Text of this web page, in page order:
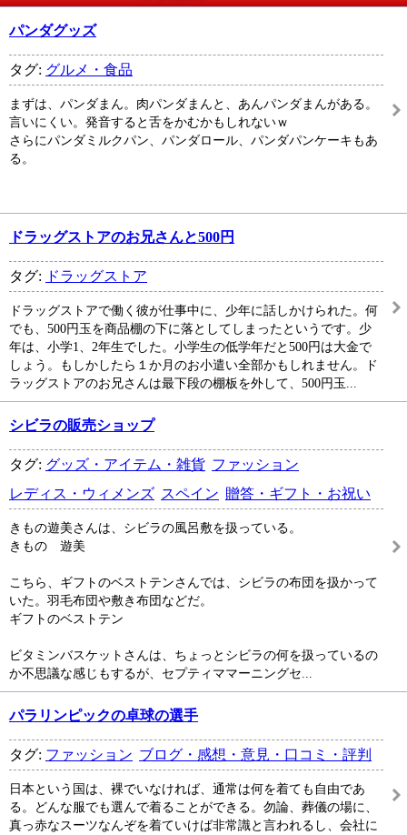
パンダグッズ
タグ: グルメ・食品
まずは、パンダまん。肉パンダまんと、あんパンダまんがある。
言いにくい。発音すると舌をかむかもしれないｗ
さらにパンダミルクパン、パンダロール、パンダパンケーキもあ
る。
ドラッグストアのお兄さんと500円
タグ: ドラッグストア
ドラッグストアで働く彼が仕事中に、少年に話しかけられた。何
でも、500円玉を商品棚の下に落としてしまったというです。少
年は、小学1、2年生でした。小学生の低学年だと500円は大金で
しょう。もしかしたら１か月のお小遣い全部かもしれません。ド
ラッグストアのお兄さんは最下段の棚板を外して、500円玉...
シビラの販売ショップ
タグ: グッズ・アイテム・雑貨 ファッション
レディス・ウィメンズ スペイン 贈答・ギフト・お祝い
きもの遊美さんは、シビラの風呂敷を扱っている。
きもの 遊美
こちら、ギフトのベストテンさんでは、シビラの布団を扱かって
いた。羽毛布団や敷き布団などだ。
ギフトのベストテン
ビタミンバスケットさんは、ちょっとシビラの何を扱っているの
か不思議な感じもするが、セプティママーニングセ...
パラリンピックの卓球の選手
タグ: ファッション ブログ・感想・意見・口コミ・評判
日本という国は、裸でいなければ、通常は何を着ても自由であ
る。どんな服でも選んで着ることができる。勿論、葬儀の場に、
真っ赤なスーツなんぞを着ていけば非常識と言われるし、会社に